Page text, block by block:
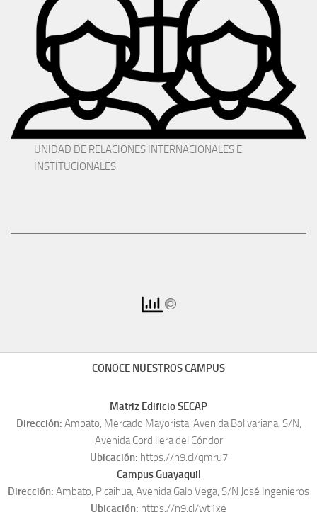
UNIDAD DE RELACIONES INTERNACIONALES E
INSTITUCIONALES
CONOCE NUESTROS CAMPUS
Matriz Edificio SECAP
Dirección: Ambato, Mercado Mayorista, Avenida Bolivariana, S/N,
Avenida Cordillera del Cóndor
Ubicación: https://n9.cl/qmru7
Campus Guayaquil
Dirección: Ambato, Picaihua, Avenida Galo Vega, S/N José Ingenieros
Ubicación: https://n9.cl/wt1xe